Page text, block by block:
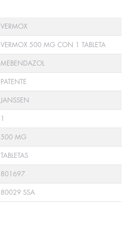
VERMOX
VERMOX 500 MG CON 1 TABLETA
MEBENDAZOL
PATENTE
JANSSEN
1
500 MG
TABLETAS
801697
80029 SSA